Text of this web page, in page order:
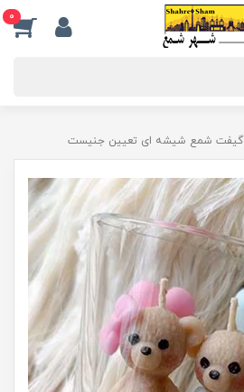
0
گیفت شمع شیشه ای تعیین جنیست